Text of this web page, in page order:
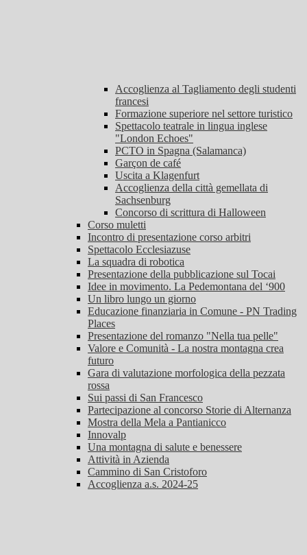
Accoglienza al Tagliamento degli studenti
francesi
Formazione superiore nel settore turistico
Spettacolo teatrale in lingua inglese
"London Echoes"
PCTO in Spagna (Salamanca)
Garçon de café
Uscita a Klagenfurt
Accoglienza della città gemellata di
Sachsenburg
Concorso di scrittura di Halloween
Corso muletti
Incontro di presentazione corso arbitri
Spettacolo Ecclesiazuse
La squadra di robotica
Presentazione della pubblicazione sul Tocai
Idee in movimento. La Pedemontana del ‘900
Un libro lungo un giorno
Educazione finanziaria in Comune - PN Trading
Places
Presentazione del romanzo "Nella tua pelle"
Valore e Comunità - La nostra montagna crea
futuro
Gara di valutazione morfologica della pezzata
rossa
Sui passi di San Francesco
Partecipazione al concorso Storie di Alternanza
Mostra della Mela a Pantianicco
Innovalp
Una montagna di salute e benessere
Attività in Azienda
Cammino di San Cristoforo
Accoglienza a.s. 2024-25